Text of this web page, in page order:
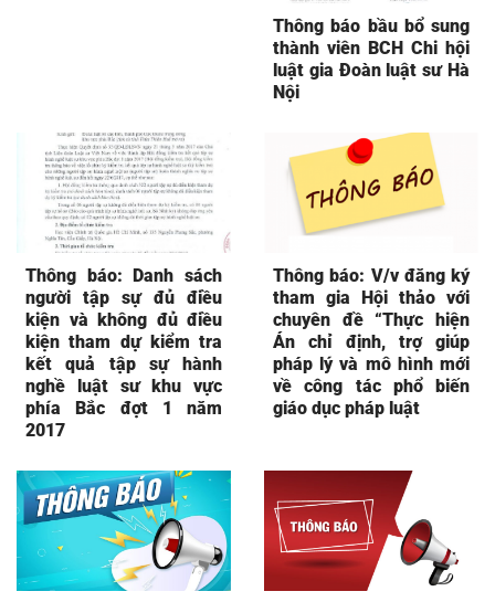
Thông báo bầu bổ sung
thành viên BCH Chi hội
luật gia Đoàn luật sư Hà
Nội
Thông báo: Danh sách
người tập sự đủ điều
kiện và không đủ điều
kiện tham dự kiểm tra
kết quả tập sự hành
nghề luật sư khu vực
phía Bắc đợt 1 năm
2017
Thông báo: V/v đăng ký
tham gia Hội thảo với
chuyên đề “Thực hiện
Án chỉ định, trợ giúp
pháp lý và mô hình mới
về công tác phổ biến
giáo dục pháp luật